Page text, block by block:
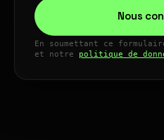
Nous
En soumettant ce
et notre politique de